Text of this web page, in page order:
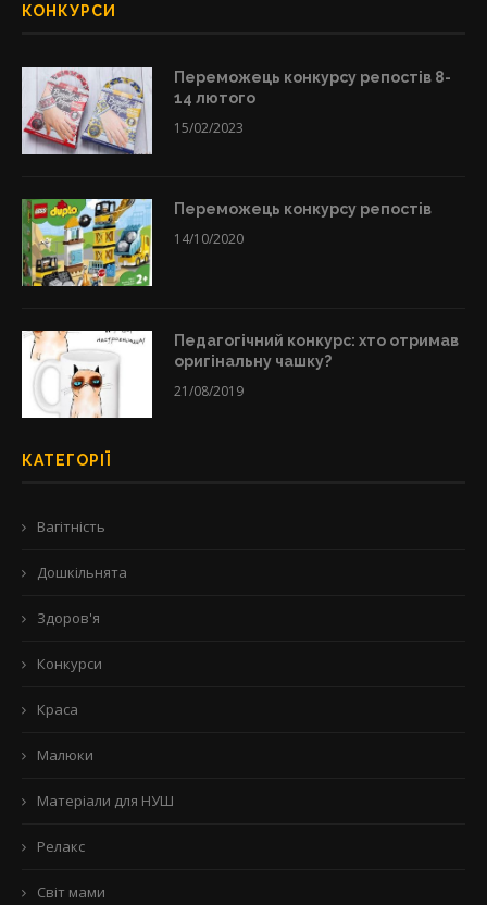
КОНКУРСИ
Переможець конкурсу репостів 8-
14 лютого
15/02/2023
Переможець конкурсу репостів
14/10/2020
Педагогічний конкурс: хто отримав
оригінальну чашку?
21/08/2019
КАТЕГОРІЇ
Вагітність
Дошкільнята
Здоров'я
Конкурси
Краса
Малюки
Матеріали для НУШ
Релакс
Світ мами